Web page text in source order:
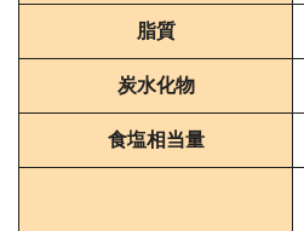
脂質
炭水化物
食塩相当量